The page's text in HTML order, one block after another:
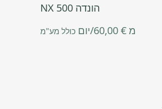
הונדה NX 500
מ 60,00€ /יום כולל מע"מ